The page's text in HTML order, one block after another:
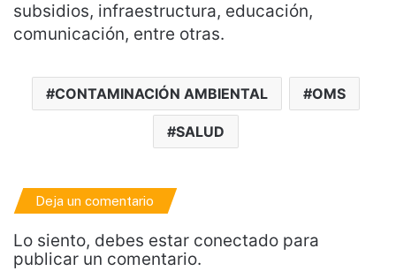
subsidios, infraestructura, educación,
comunicación, entre otras.
CONTAMINACIÓN AMBIENTAL OMS
SALUD
Deja un comentario
Lo siento, debes estar conectado para
publicar un comentario.